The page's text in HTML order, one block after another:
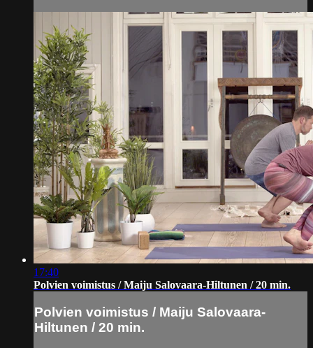
17:40
Polvien voimistus / Maiju Salovaara-Hiltunen / 20 min.
Polvien voimistus / Maiju Salovaara-
Hiltunen / 20 min.